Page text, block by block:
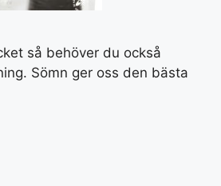
så behöver du också
Sömn ger oss den bästa